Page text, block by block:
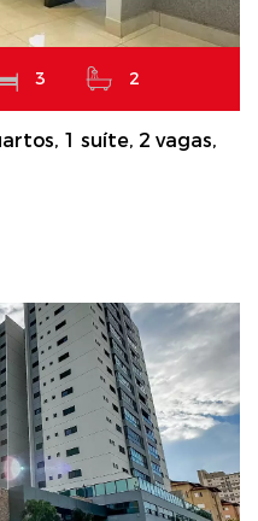
3 2
1 suíte, 2 vagas,